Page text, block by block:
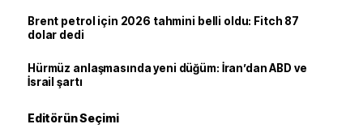
Brent petrol için 2026 tahmini belli oldu: Fitch 87
dolar dedi
Hürmüz anlaşmasında yeni düğüm: İran’dan ABD ve
İsrail şartı
Editörün Seçimi